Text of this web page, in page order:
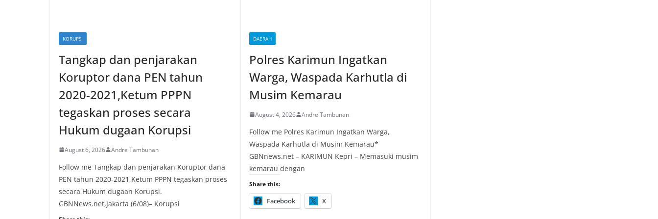
KORUPSI
Tangkap dan penjarakan
Koruptor dana PEN tahun
2020-2021,Ketum PPPN
tegaskan proses secara
Hukum dugaan Korupsi
August 6, 2026 Andre Tambunan
Follow me Tangkap dan penjarakan Koruptor dana
PEN tahun 2020-2021,Ketum PPPN tegaskan proses
secara Hukum dugaan Korupsi.
GBNNews.net,Jakarta (6/08)– Korupsi
DAERAH
Polres Karimun Ingatkan
Warga, Waspada Karhutla di
Musim Kemarau
August 4, 2026 Andre Tambunan
Follow me Polres Karimun Ingatkan Warga,
Waspada Karhutla di Musim Kemarau*
GBNnews.net – KARIMUN Kepri – Memasuki musim
kemarau dengan
Share this:
Facebook X